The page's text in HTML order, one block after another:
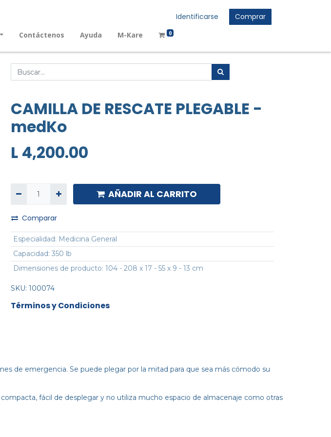
Identificarse Comprar
Contáctenos Ayuda M-Kare 0
CAMILLA DE RESCATE PLEGABLE -
medKo
L 4,200.00
AÑADIR AL CARRITO
Comparar
Especialidad: Medicina General
Capacidad: 350 lb
Dimensiones de producto: 104 - 208 x 17 - 55 x 9 - 13 cm
SKU: 100074
Términos y Condiciones
de emergencia. Se puede plegar por la mitad para que sea más cómodo su
fácil de desplegar y no utiliza mucho espacio de almacenaje como otras